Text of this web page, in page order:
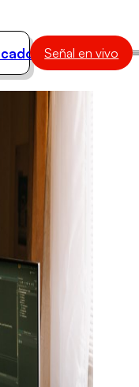
Señal en vivo